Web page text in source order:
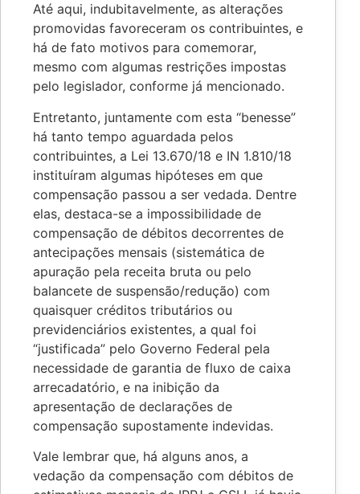
Até aqui, indubitavelmente, as alterações
promovidas favoreceram os contribuintes, e
há de fato motivos para comemorar,
mesmo com algumas restrições impostas
pelo legislador, conforme já mencionado.
Entretanto, juntamente com esta “benesse”
há tanto tempo aguardada pelos
contribuintes, a Lei 13.670/18 e IN 1.810/18
instituíram algumas hipóteses em que
compensação passou a ser vedada. Dentre
elas, destaca-se a impossibilidade de
compensação de débitos decorrentes de
antecipações mensais (sistemática de
apuração pela receita bruta ou pelo
balancete de suspensão/redução) com
quaisquer créditos tributários ou
previdenciários existentes, a qual foi
“justificada” pelo Governo Federal pela
necessidade de garantia de fluxo de caixa
arrecadatório, e na inibição da
apresentação de declarações de
compensação supostamente indevidas.
Vale lembrar que, há alguns anos, a
vedação da compensação com débitos de